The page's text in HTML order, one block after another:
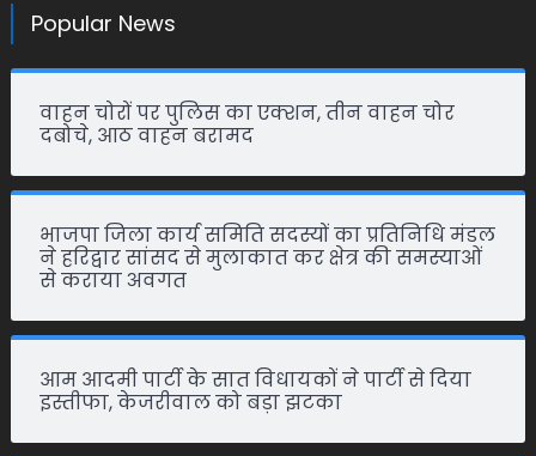
Popular News
वाहन चोरों पर पुलिस का एक्शन, तीन वाहन चोर
दबोचे, आठ वाहन बरामद
भाजपा जिला कार्य समिति सदस्यों का प्रतिनिधि मंडल
ने हरिद्वार सांसद से मुलाकात कर क्षेत्र की समस्याओं
से कराया अवगत
आम आदमी पार्टी के सात विधायकों ने पार्टी से दिया
इस्तीफा, केजरीवाल को बड़ा झटका